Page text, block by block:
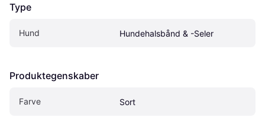
Type
Hund Hundehalsbånd & -Seler
Produktegenskaber
Farve Sort